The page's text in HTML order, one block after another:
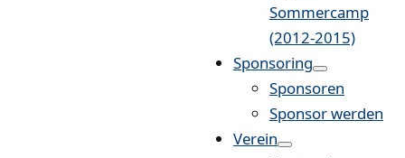
Sommercamp
(2012-2015)
Sponsoring
Sponsoren
Sponsor werden
Verein